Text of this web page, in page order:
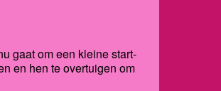
gaat om een kleine start-
en hen te overtuigen om